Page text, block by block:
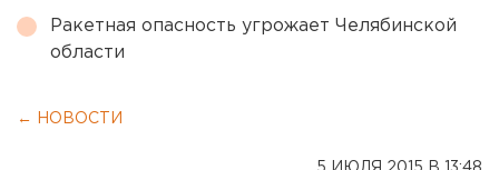
Ракетная опасность угрожает Челябинской
области
← НОВОСТИ